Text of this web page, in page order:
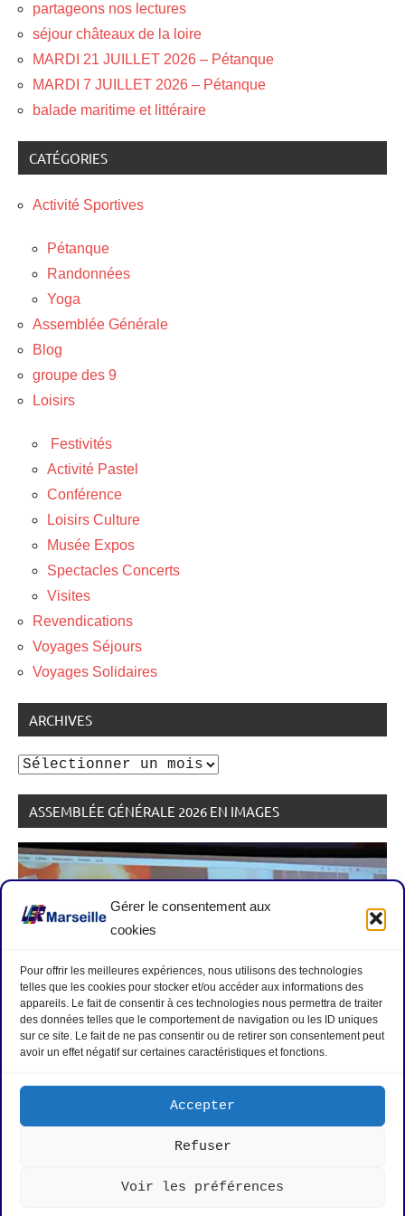
Gérer le consentement aux
cookies
Pour offrir les meilleures expériences, nous utilisons des technologies
telles que les cookies pour stocker et/ou accéder aux informations des
appareils. Le fait de consentir à ces technologies nous permettra de traiter
des données telles que le comportement de navigation ou les ID uniques
sur ce site. Le fait de ne pas consentir ou de retirer son consentement peut
avoir un effet négatif sur certaines caractéristiques et fonctions.
Accepter
Refuser
Voir les préférences
partageons nos lectures
séjour châteaux de la loire
MARDI 21 JUILLET 2026 – Pétanque
MARDI 7 JUILLET 2026 – Pétanque
balade maritime et littéraire
CATÉGORIES
Activité Sportives
Pétanque
Randonnées
Yoga
Assemblée Générale
Blog
groupe des 9
Loisirs
Festivités
Activité Pastel
Conférence
Loisirs Culture
Musée Expos
Spectacles Concerts
Visites
Revendications
Voyages Séjours
Voyages Solidaires
ARCHIVES
Archives
ASSEMBLÉE GÉNÉRALE 2026 EN IMAGES
Hommage aux disparu-e-s : Antoinette ALCIDE ;
Philippe NEGRIER ; Antoine GARAU